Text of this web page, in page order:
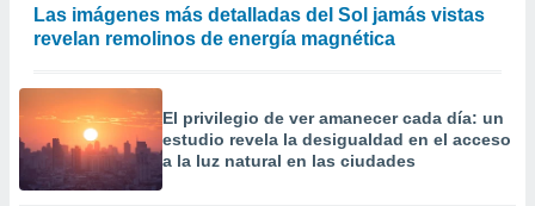
un
o acceder
perfiles
utilizar
Las imágenes más detalladas del Sol jamás vistas
revelan remolinos de energía magnética
El privilegio de ver amanecer cada día: un
estudio revela la desigualdad en el acceso
a la luz natural en las ciudades